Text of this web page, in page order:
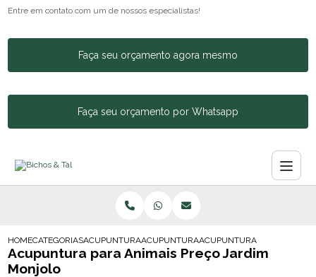
Entre em contato com um de nossos especialistas!
Faça seu orçamento agora mesmo
Faça seu orçamento por Whatsapp
HOMECATEGORIASACUPUNTURA ANIMALACUPUNTURA PARA CACHORROS E GATOS
ACUPUNTURA PARA
Acupuntura para Animais Preço Jardim
Monjolo